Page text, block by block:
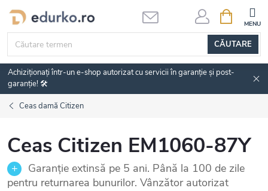
Treci
conținut
CĂUTARE
DE
Achiziționați într-un e-shop autorizat cu servicii în garanție și post-
garanție! 🛠️
Ceas damă Citizen
Ceas Citizen EM1060-87Y
Garanție extinsă pe 5 ani. Până la 100 de zile
pentru returnarea bunurilor. Vânzător autorizat